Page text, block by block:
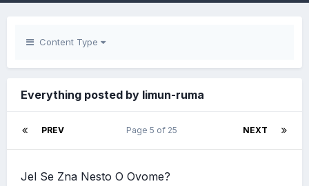
Content Type
Everything posted by limun-ruma
PREV NEXT
Page 5 of 25
Jel Se Zna Nesto O Ovome?